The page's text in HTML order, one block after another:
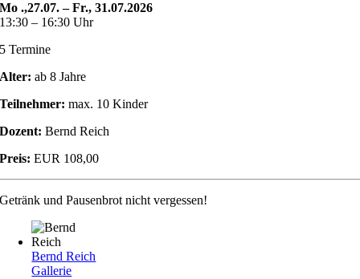
Mo .,27.07. – Fr., 31.07.2026
13:30 – 16:30 Uhr
5 Termine
Alter: ab 8 Jahre
Teilnehmer: max. 10 Kinder
Dozent: Bernd Reich
Preis: EUR 108,00
Getränk und Pausenbrot nicht vergessen!
Bernd Reich
Gallerie